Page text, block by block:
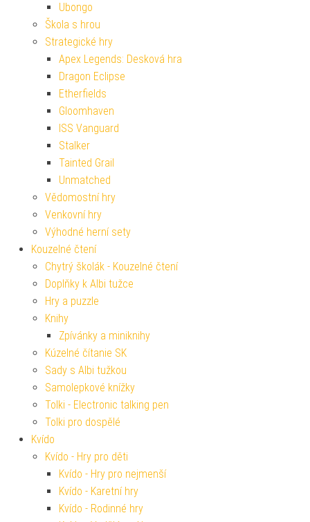
Ubongo
Škola s hrou
Strategické hry
Apex Legends: Desková hra
Dragon Eclipse
Etherfields
Gloomhaven
ISS Vanguard
Stalker
Tainted Grail
Unmatched
Vědomostní hry
Venkovní hry
Výhodné herní sety
Kouzelné čtení
Chytrý školák - Kouzelné čtení
Doplňky k Albi tužce
Hry a puzzle
Knihy
Zpívánky a miniknihy
Kúzelné čítanie SK
Sady s Albi tužkou
Samolepkové knížky
Tolki - Electronic talking pen
Tolki pro dospělé
Kvído
Kvído - Hry pro děti
Kvído - Hry pro nejmenší
Kvído - Karetní hry
Kvído - Rodinné hry